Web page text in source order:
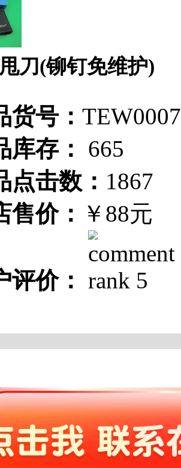
刀(铆钉免维护)
货号：
库存：
665
点击数： 1867
售价： ￥88元
评价：